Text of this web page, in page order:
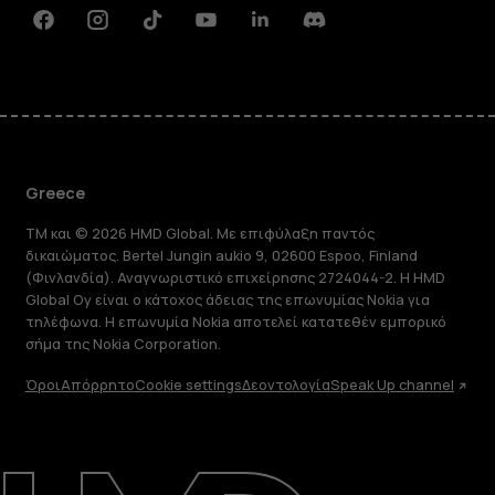
Επισκευή, επαναχρησιμοποίηση,
FacebookInstagramTiktokYoutubeLinkedinDiscord
Greece
TM και © 2026 HMD Global. Με επιφύλαξη παντός
δικαιώματος. Bertel Jungin aukio 9, 02600 Espoo, Finland
(Φινλανδία). Αναγνωριστικό επιχείρησης 2724044-2. Η HMD
Global Oy είναι ο κάτοχος άδειας της επωνυμίας Nokia για
τηλέφωνα. Η επωνυμία Nokia αποτελεί κατατεθέν εμπορικό
σήμα της Nokia Corporation.
ΌροιΑπόρρητοCookie settingsΔεοντολογίαSpeak Up channel